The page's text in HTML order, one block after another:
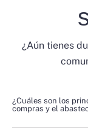
¿Aún tienes
¿Cuáles son los
compras y el